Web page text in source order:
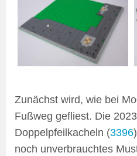
Zunächst wird, wie bei
Fußweg gefliest. Die
Doppelpfeilkacheln (3396
noch unverbrauchtes